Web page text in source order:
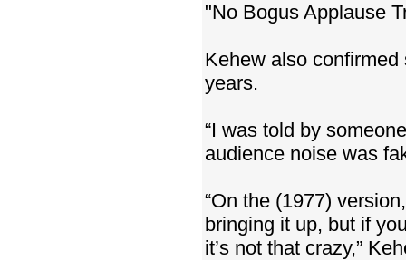
"No Bogus Applause
Kehew also
years.
“I was told by
audience noise was
“On the (1977)
bringing it up, but if
it’s not that crazy,”